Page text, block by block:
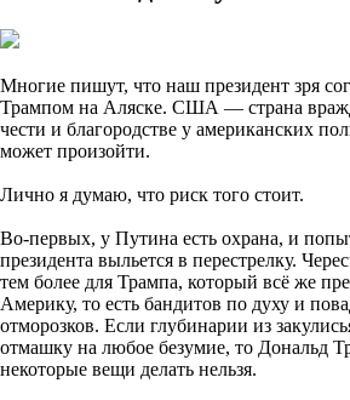
Многие пишут, что наш президент зря
Трампом на Аляске. США — страна
чести и благородстве у американских
может произойти.
Лично я думаю, что риск того стоит.
Во-первых, у Путина есть охрана, и
президента выльется в перестрелку.
тем более для Трампа, который всё же
Америку, то есть бандитов по духу и
отморозков. Если глубинарии из
отмашку на любое безумие, то Дональд
некоторые вещи делать нельзя.